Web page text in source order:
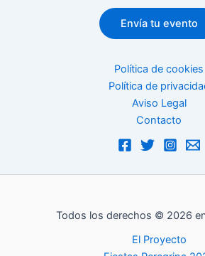
Envía tu evento
Política de cookies
Política de
Aviso Legal
Contacto
Todos los derechos © 2026
El Proyecto